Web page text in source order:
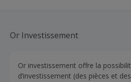
Or Investissement
Or investissement offre la
d’investissement (des pièces et